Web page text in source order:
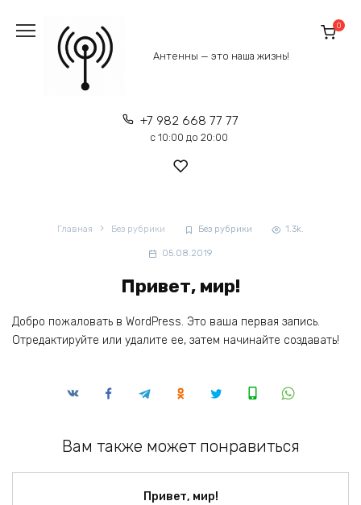
содержанию
Антенны — это наша жизнь!
+7 982 668 77 77
с 10:00 до 20:00
0
Главная Без рубрики Без рубрики 1.3k.
05.08.2019
Привет, мир!
Добро пожаловать в WordPress. Это ваша первая запись.
Отредактируйте или удалите ее, затем начинайте создавать!
Вам также может понравиться
Привет, мир!